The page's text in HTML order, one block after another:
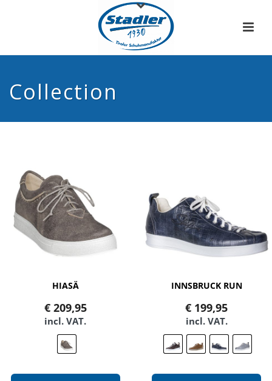
Collection
HIASÄ
€209,95
incl. VAT.
INNSBRUCK RUN
€ 199,95
incl. VAT.